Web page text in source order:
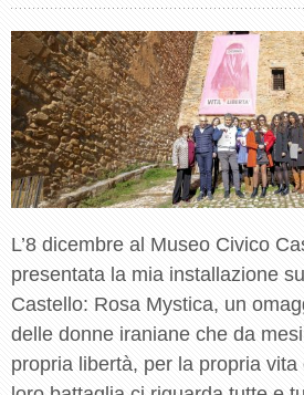
L’8 dicembre al Museo Civico
presentata la mia installazione
Castello: Rosa Mystica, un
delle donne iraniane che da
propria libertà, per la propria